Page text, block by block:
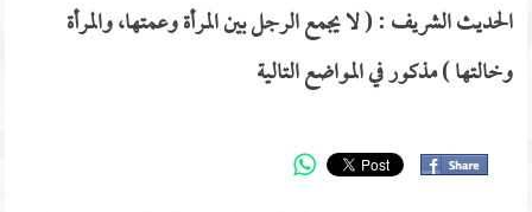
الحديث الشريف : ( لا يجمع الرجل بين المرأة وعمتها، والمرأة
وخالتها ) مذكور في المواضع التالية